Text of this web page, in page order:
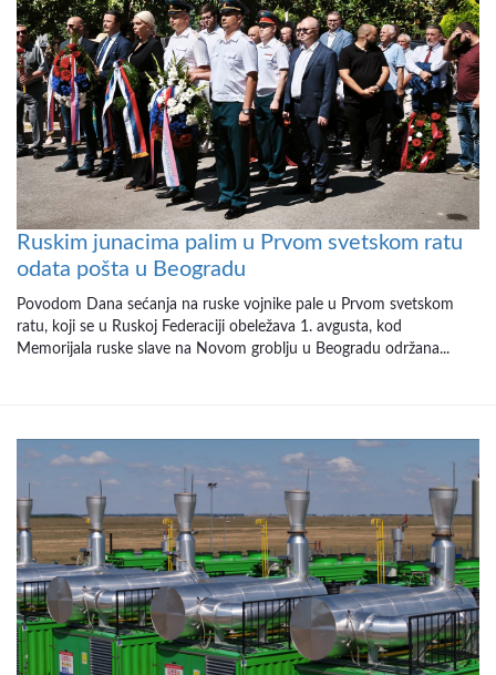
Ruskim junacima palim u Prvom svetskom ratu
odata pošta u Beogradu
Povodom Dana sećanja na ruske vojnike pale u Prvom svetskom
ratu, koji se u Ruskoj Federaciji obeležava 1. avgusta, kod
Memorijala ruske slave na Novom groblju u Beogradu održana...